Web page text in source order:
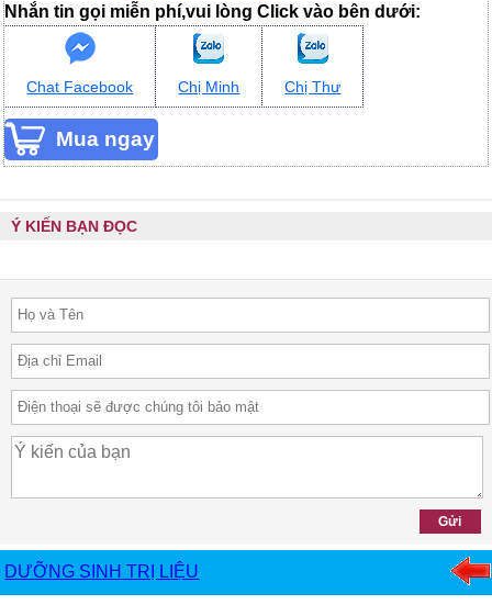
Nhắn tin gọi miễn phí,vui lòng Click vào bên dưới:
Chat Facebook Chị Minh Chị Thư
Ý KIẾN BẠN ĐỌC
DƯỠNG SINH TRỊ LIỆU